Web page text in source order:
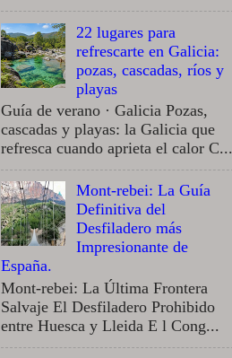
22 lugares para
refrescarte en Galicia:
pozas, cascadas, ríos y
playas
Guía de verano · Galicia Pozas,
cascadas y playas: la Galicia que
refresca cuando aprieta el calor C...
Mont-rebei: La Guía
Definitiva del
Desfiladero más
Impresionante de
España.
Mont-rebei: La Última Frontera
Salvaje El Desfiladero Prohibido
entre Huesca y Lleida E l Cong...